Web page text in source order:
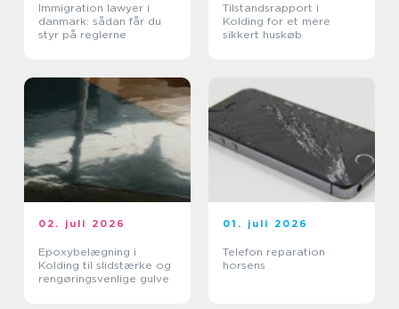
Immigration lawyer i
danmark: sådan får du
styr på reglerne
Tilstandsrapport i
Kolding for et mere
sikkert huskøb
02. juli 2026
Epoxybelægning i
Kolding til slidstærke og
rengøringsvenlige gulve
01. juli 2026
Telefon reparation
horsens